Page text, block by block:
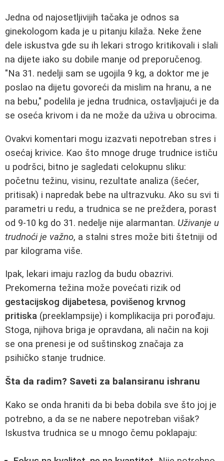
Jedna od najosetljivijih tačaka je odnos sa
ginekologom kada je u pitanju kilaža. Neke žene
dele iskustva gde su ih lekari strogo kritikovali i slali
na dijete iako su dobile manje od preporučenog.
"Na 31. nedelji sam se ugojila 9 kg, a doktor me je
poslao na dijetu govoreći da mislim na hranu, a ne
na bebu," podelila je jedna trudnica, ostavljajući je da
se oseća krivom i da ne može da uživa u obrocima.
Ovakvi komentari mogu izazvati nepotreban stres i
osećaj krivice. Kao što mnoge druge trudnice ističu
u podršci, bitno je sagledati celokupnu sliku:
početnu težinu, visinu, rezultate analiza (šećer,
pritisak) i napredak bebe na ultrazvuku. Ako su svi ti
parametri u redu, a trudnica se ne preždera, porast
od 9-10 kg do 31. nedelje nije alarmantan. Uživanje u
trudnoći je važno, a stalni stres može biti štetniji od
par kilograma više.
Ipak, lekari imaju razlog da budu obazrivi.
Prekomerna težina može povećati rizik od
gestacijskog dijabetesa, povišenog krvnog
pritiska (preeklampsije) i komplikacija pri porođaju.
Stoga, njihova briga je opravdana, ali način na koji
se ona prenesi je od suštinskog značaja za
psihičko stanje trudnice.
Šta da radim? Saveti za balansiranu ishranu
Kako se onda hraniti da bi beba dobila sve što joj je
potrebno, a da se ne nabere nepotreban višak?
Iskustva trudnica se u mnogo čemu poklapaju: